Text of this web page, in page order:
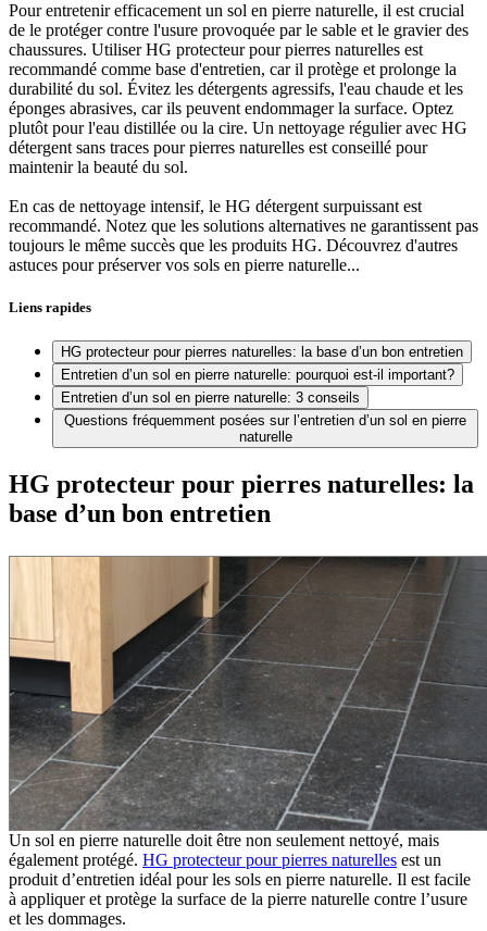
Pour entretenir efficacement un sol en pierre naturelle, il est crucial
de le protéger contre l'usure provoquée par le sable et le gravier des
chaussures. Utiliser HG protecteur pour pierres naturelles est
recommandé comme base d'entretien, car il protège et prolonge la
durabilité du sol. Évitez les détergents agressifs, l'eau chaude et les
éponges abrasives, car ils peuvent endommager la surface. Optez
plutôt pour l'eau distillée ou la cire. Un nettoyage régulier avec HG
détergent sans traces pour pierres naturelles est conseillé pour
maintenir la beauté du sol.
En cas de nettoyage intensif, le HG détergent surpuissant est
recommandé. Notez que les solutions alternatives ne garantissent pas
toujours le même succès que les produits HG. Découvrez d'autres
astuces pour préserver vos sols en pierre naturelle...
Liens rapides
HG protecteur pour pierres naturelles: la base d’un bon entretien
Entretien d’un sol en pierre naturelle: pourquoi est-il important?
Entretien d’un sol en pierre naturelle: 3 conseils
Questions fréquemment posées sur l’entretien d’un sol en pierre
naturelle
HG protecteur pour pierres naturelles: la
base d’un bon entretien
Un sol en pierre naturelle doit être non seulement nettoyé, mais
également protégé. HG protecteur pour pierres naturelles est un
produit d’entretien idéal pour les sols en pierre naturelle. Il est facile
à appliquer et protège la surface de la pierre naturelle contre l’usure
et les dommages.